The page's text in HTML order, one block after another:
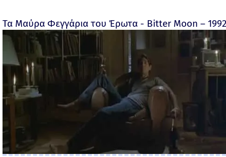
Τα Μαύρα Φεγγάρια του Έρωτα - Bitter Moon –